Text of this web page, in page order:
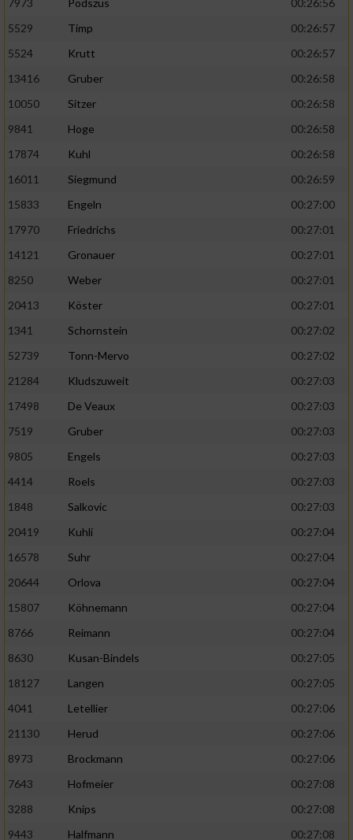
7973
Podszus
00:26:56
5529
Timp
00:26:57
5524
Krutt
00:26:57
13416
Gruber
00:26:58
10050
Sitzer
00:26:58
9841
Hoge
00:26:58
17874
Kuhl
00:26:58
16011
Siegmund
00:26:59
15833
Engeln
00:27:00
17970
Friedrichs
00:27:01
14121
Gronauer
00:27:01
8250
Weber
00:27:01
20413
Köster
00:27:01
1341
Schornstein
00:27:02
52739
Tonn-Mervo
00:27:02
21284
Kludszuweit
00:27:03
17498
De Veaux
00:27:03
7519
Gruber
00:27:03
9805
Engels
00:27:03
4414
Roels
00:27:03
1848
Salkovic
00:27:03
20419
Kuhli
00:27:04
16578
Suhr
00:27:04
20644
Orlova
00:27:04
15807
Köhnemann
00:27:04
8766
Reimann
00:27:04
8630
Kusan-Bindels
00:27:05
18127
Langen
00:27:05
4041
Letellier
00:27:06
21130
Herud
00:27:06
8973
Brockmann
00:27:06
7643
Hofmeier
00:27:08
3288
Knips
00:27:08
9443
Halfmann
00:27:08